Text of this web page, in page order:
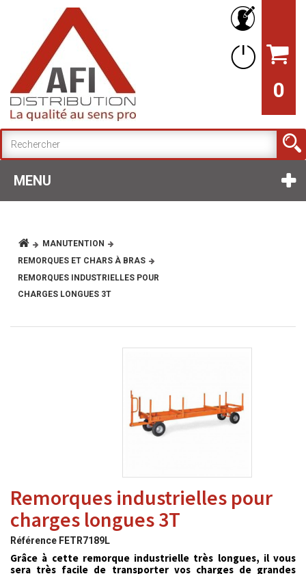
0
MENU
MANUTENTION
REMORQUES ET CHARS À BRAS
REMORQUES INDUSTRIELLES POUR
CHARGES LONGUES 3T
Remorques industrielles pour
charges longues 3T
Référence FETR7189L
Grâce à cette remorque industrielle très longues, il vous
sera très facile de transporter vos charges de grandes